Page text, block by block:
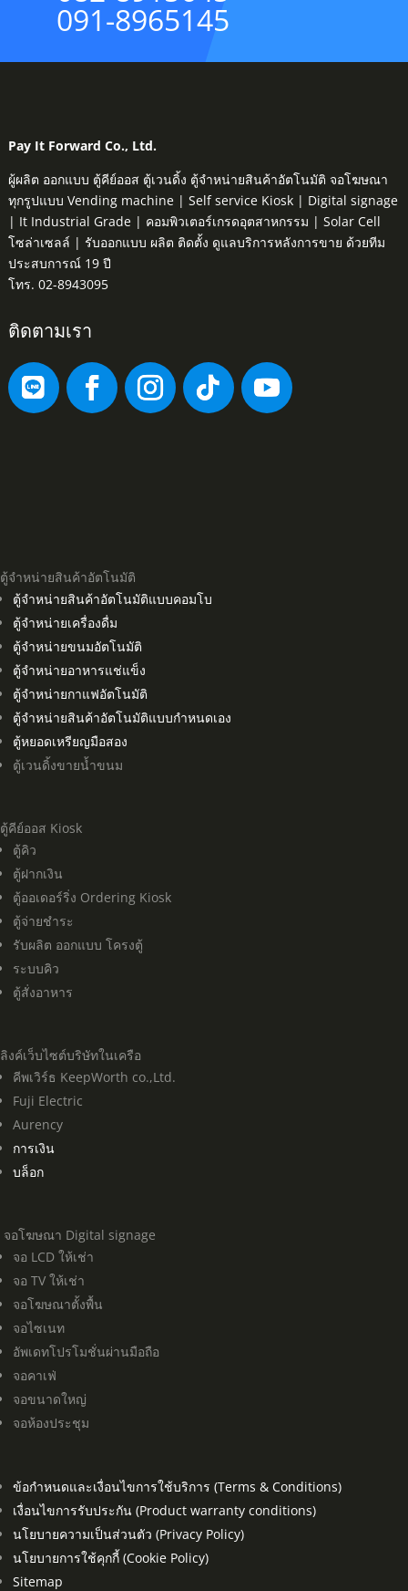
091-8965145
Pay It Forward Co., Ltd.
ผู้ผลิต ออกแบบ ตู้คีย์ออส ตู้เวนดิ้ง ตู้จำหน่ายสินค้าอัตโนมัติ จอโฆษณา
ทุกรูปแบบ Vending machine | Self service Kiosk | Digital signage
| It Industrial Grade | คอมพิวเตอร์เกรดอุตสาหกรรม | Solar Cell
โซล่าเซลล์ | รับออกแบบ ผลิต ติดตั้ง ดูแลบริการหลังการขาย ด้วยทีม
ประสบการณ์ 19 ปี
โทร. 02-8943095
ติดตามเรา
ตู้จำหน่ายสินค้าอัตโนมัติ
ตู้จำหน่ายสินค้าอัตโนมัติแบบคอมโบ
ตู้จำหน่ายเครื่องดื่ม
ตู้จำหน่ายขนมอัตโนมัติ
ตู้จำหน่ายอาหารแช่แข็ง
ตู้จำหน่ายกาแฟอัตโนมัติ
ตู้จำหน่ายสินค้าอัตโนมัติแบบกำหนดเอง
ตู้หยอดเหรียญมือสอง
ตู้เวนดิ้งขายน้ำขนม
ตู้คีย์ออส Kiosk
ตู้คิว
ตู้ฝากเงิน
ตู้ออเดอร์ริ่ง Ordering Kiosk
ตู้จ่ายชำระ
รับผลิต ออกแบบ โครงตู้
ระบบคิว
ตู้สั่งอาหาร
ลิงค์เว็บไซต์บริษัทในเครือ
คีพเวิร์ธ KeepWorth co.,Ltd.
Fuji Electric
Aurency
การเงิน
บล็อก
จอโฆษณา Digital signage
จอ LCD ให้เช่า
จอ TV ให้เช่า
จอโฆษณาตั้งพื้น
จอไซเนท
อัพเดทโปรโมชั่นผ่านมือถือ
จอคาเฟ่
จอขนาดใหญ่
จอห้องประชุม
ข้อกำหนดและเงื่อนไขการใช้บริการ (Terms & Conditions)
เงื่อนไขการรับประกัน (Product warranty conditions)
นโยบายความเป็นส่วนตัว (Privacy Policy)
นโยบายการใช้คุกกี้ (Cookie Policy)
Sitemap